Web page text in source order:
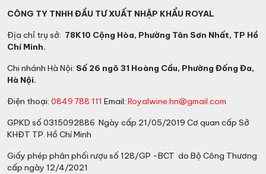
CÔNG TY TNHH ĐẦU TƯ XUẤT NHẬP KHẨU ROYAL
Địa chỉ trụ sở: 78K10 Cộng Hòa, Phường Tân Sơn Nhất, TP Hồ
Chí Minh.
Chi nhánh Hà Nội: Số 26 ngõ 31 Hoàng Cầu, Phường Đống Đa,
Hà Nội.
Điện thoại: 0849 788 111 Email: Royalwine.hn@gmail.com
GPKD số 0315092886 Ngày cấp 21/05/2019 Cơ quan cấp Sở
KHĐT TP. Hồ Chí Minh
Giấy phép phân phối rượu số 128/GP -BCT do Bộ Công Thương
cấp ngày 12/4/2021